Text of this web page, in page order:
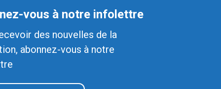
vous à notre infolettre
des nouvelles de la
abonnez-vous à notre